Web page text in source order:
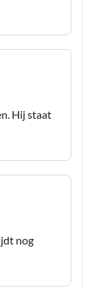
Hij staat
nog